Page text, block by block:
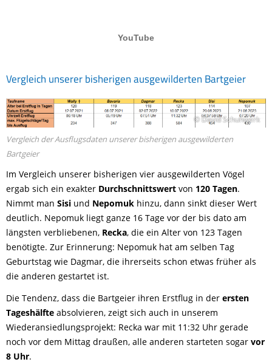
Vergleich unserer bisherigen ausgewilderten Bartgeier
© David Schuhwerk
Vergleich der Ausflugsdaten unserer bisherigen ausgewilderten
Bartgeier
Im Vergleich unserer bisherigen vier ausgewilderten Vögel
ergab sich ein exakter Durchschnittswert von 120 Tagen.
Nimmt man Sisi und Nepomuk hinzu, dann sinkt dieser Wert
deutlich. Nepomuk liegt ganze 16 Tage vor der bis dato am
längsten verbliebenen, Recka, die ein Alter von 123 Tagen
benötigte. Zur Erinnerung: Nepomuk hat am selben Tag
Geburtstag wie Dagmar, die ihrerseits schon etwas früher als
die anderen gestartet ist.
Die Tendenz, dass die Bartgeier ihren Erstflug in der ersten
Tageshälfte absolvieren, zeigt sich auch in unserem
Wiederansiedlungsprojekt: Recka war mit 11:32 Uhr gerade
noch vor dem Mittag draußen, alle anderen starteten sogar vor
8 Uhr.